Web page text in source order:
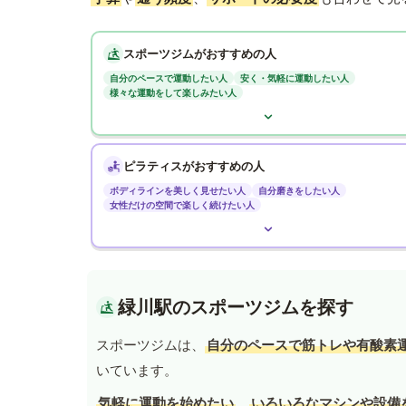
スポーツジムがおすすめの人
自分のペースで運動したい人
安く・気軽に運動したい人
様々な運動をして楽しみたい人
ピラティスがおすすめの人
ボディラインを美しく見せたい人
自分磨きをしたい人
女性だけの空間で楽しく続けたい人
緑川駅のスポーツジムを探す
スポーツジムは、
自分のペースで筋トレや有酸素
いています。